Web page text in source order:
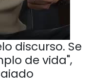
discurso. Se
de vida",